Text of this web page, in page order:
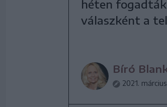
héten
válaszként a
Bíró
2021.